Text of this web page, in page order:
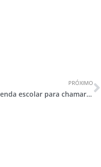
PRÓXIMO
Agenda escolar para chamar de nossa!